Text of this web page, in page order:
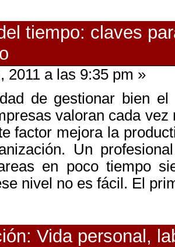
tiempo: claves
2011 a las 9:35 pm »
de gestionar bien
valoran cada
factor mejora la
Un
en poco tiempo
nivel no es fácil. El
Vida personal,